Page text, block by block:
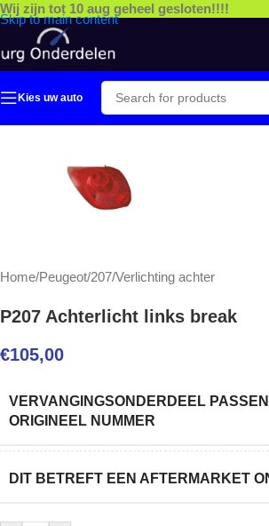
Skip to main content
Wij zijn tot 10 aug geheel gesloten!!!!
Kies uw auto
Home/Peugeot/207/Verlichting achter
P207 Achterlicht links break
€105,00
VERVANGINGSONDERDEEL
ORIGINEEL NUMMER
DIT BETREFT EEN AFTERMARKET